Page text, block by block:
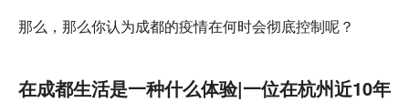
那么，那么你认为成都的疫情在何时会彻底控制呢？
在成都生活是一种什么体验|一位在杭州近10年